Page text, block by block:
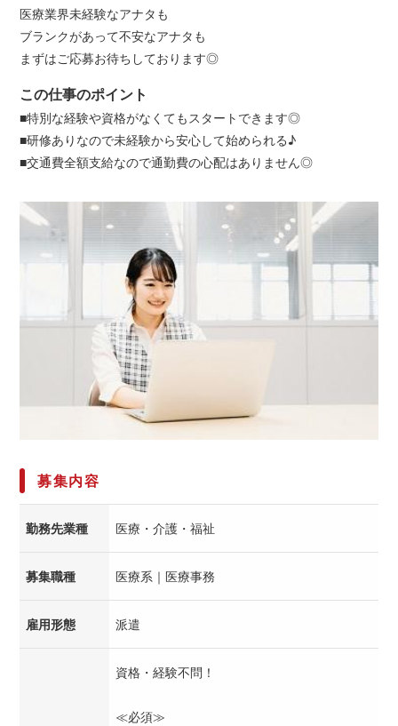
医療業界未経験なアナタも
ブランクがあって不安なアナタも
まずはご応募お待ちしております◎
この仕事のポイント
■特別な経験や資格がなくてもスタートできます◎
■研修ありなので未経験から安心して始められる♪
■交通費全額支給なので通勤費の心配はありません◎
募集内容
勤務先業種 医療・介護・福祉
募集職種 医療系｜医療事務
雇用形態 派遣
資格・経験不問！
≪必須≫